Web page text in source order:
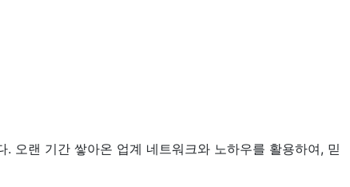
오랜 기간 쌓아온 업계 네트워크와 노하우를 활용하여, 믿